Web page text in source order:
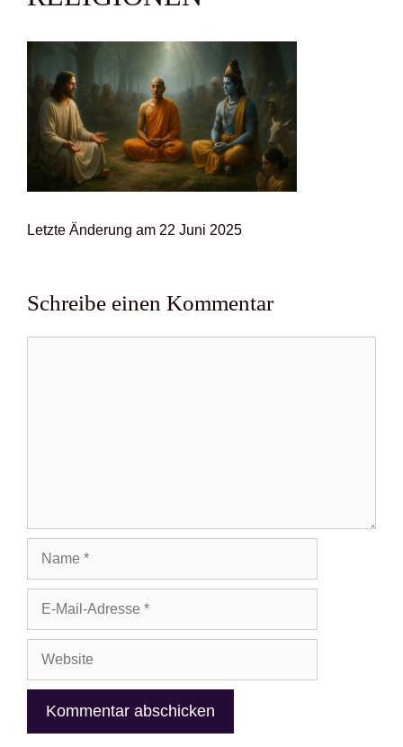
Letz­te Ände­rung am 22 Juni 2025
Schreibe einen Kommentar
Adresse